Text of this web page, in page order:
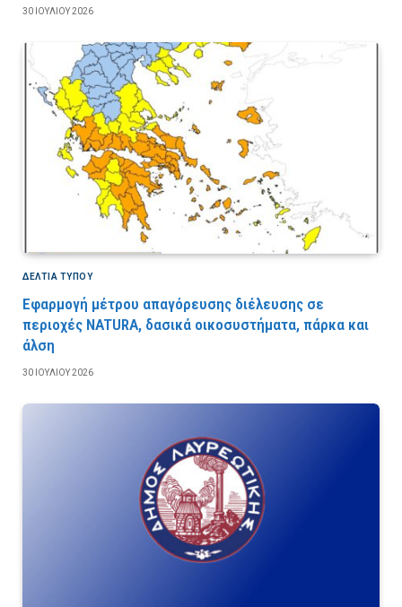
30 ΙΟΥΛΊΟΥ 2026
ΔΕΛΤΙΑ ΤΥΠΟΥ
Εφαρμογή μέτρου απαγόρευσης διέλευσης σε
περιοχές NATURA, δασικά οικοσυστήματα, πάρκα και
άλση
30 ΙΟΥΛΊΟΥ 2026